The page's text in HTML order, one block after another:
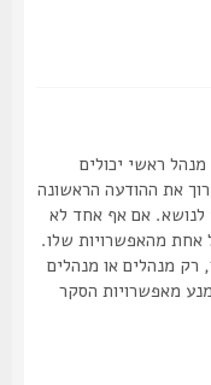
יכולים
ההודעה הראשונה
אם אף אחד לא
מהאפשרויות שלו.
או מנהלים
הסקר